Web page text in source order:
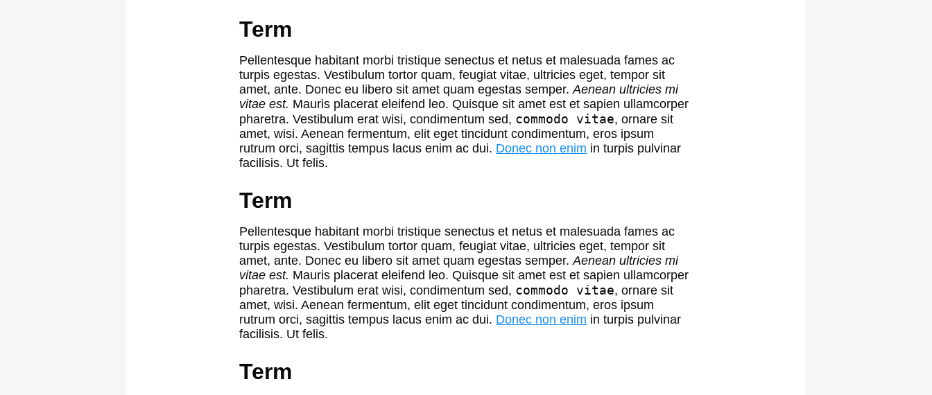
Term
Pellentesque habitant morbi tristique senectus et netus et malesuada fames ac
turpis egestas. Vestibulum tortor quam, feugiat vitae, ultricies eget, tempor sit
amet, ante. Donec eu libero sit amet quam egestas semper.Aenean ultricies mi
vitae est. Mauris placerat eleifend leo. Quisque sit amet est et sapien ullamcorper
pharetra. Vestibulum erat wisi, condimentum sed, commodo vitae, ornare sit
amet, wisi. Aenean fermentum, elit eget tincidunt condimentum, eros ipsum
rutrum orci, sagittis tempus lacus enim ac dui. Donec non enim in turpis pulvinar
facilisis. Ut felis.
Term
Pellentesque habitant morbi tristique senectus et netus et malesuada fames ac
turpis egestas. Vestibulum tortor quam, feugiat vitae, ultricies eget, tempor sit
amet, ante. Donec eu libero sit amet quam egestas semper.Aenean ultricies mi
vitae est. Mauris placerat eleifend leo. Quisque sit amet est et sapien ullamcorper
pharetra. Vestibulum erat wisi, condimentum sed, commodo vitae, ornare sit
amet, wisi. Aenean fermentum, elit eget tincidunt condimentum, eros ipsum
rutrum orci, sagittis tempus lacus enim ac dui. Donec non enim in turpis pulvinar
facilisis. Ut felis.
Term